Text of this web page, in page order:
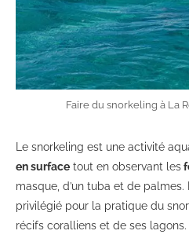
Faire du snorkeling à La
Le snorkeling est une activité
en surface tout en observant les
masque, d’un tuba et de palmes.
privilégié pour la pratique du
récifs coralliens et de ses